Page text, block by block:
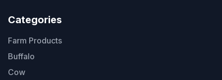
Categories
Farm Products
Buffalo
Cow